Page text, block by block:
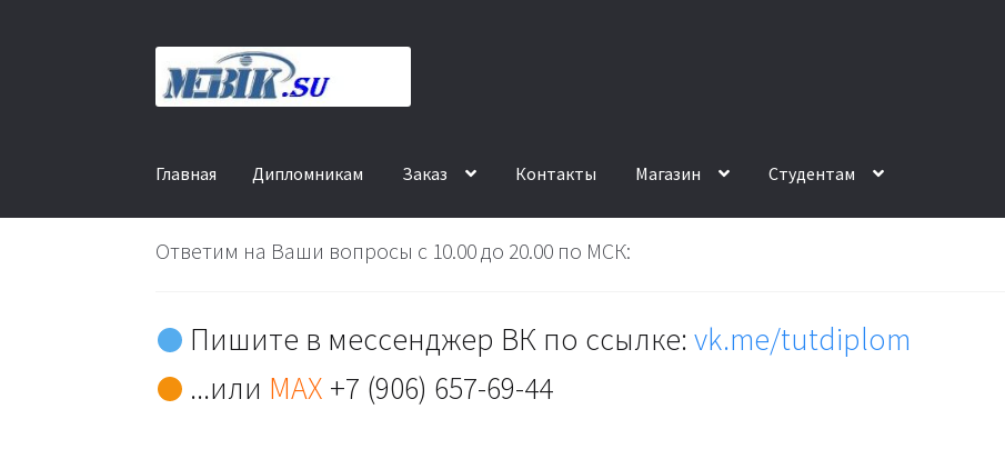
Перейти
навигации
Перейти
содержимому
Главная Дипломникам Заказ Контакты Магазин Студентам
Ответим на Ваши вопросы с 10.00 до 20.00 по МСК:
Пишите в мессенджер ВК по ссылке:vk.me/tutdiplom
...или MAX +7 (906) 657-69-44